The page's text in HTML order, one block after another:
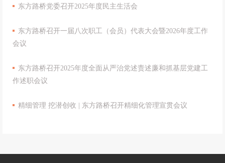
东方路桥党委召开2025年度民主生活会
东方路桥召开一届八次职工（会员）代表大会暨2026年度工作
会议
东方路桥召开2025年度全面从严治党述责述廉和抓基层党建工
作述职会议
精细管理 挖潜创收 | 东方路桥召开精细化管理宣贯会议